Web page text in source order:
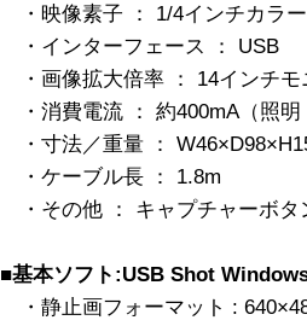
・映像素子 ： 1/4インチカラ
・インターフェース ： USB
・画像拡大倍率 ： 14インチモ
・消費電流 ： 約400mA（照明
・寸法／重量 ：
・ケーブル長 ： 1.8m
・その他 ： キャプチャーボタ
■基本ソフト:USB Shot
・静止画フォーマット :